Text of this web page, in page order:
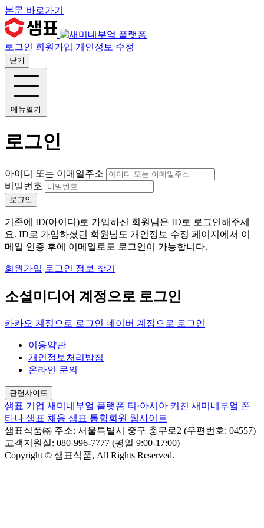
본문 바로가기
로그인 회원가입 개인정보 수정
닫기
메뉴열기
로그인
아이디 또는 이메일주소
비밀번호
로그인
기존에 ID(아이디)로 가입하신 회원님은 ID로 로그인해주세
요. ID로 가입하셨던 회원님도 개인정보 수정 페이지에서 이
메일 인증 후에 이메일로도 로그인이 가능합니다.
회원가입 로그인 정보 찾기
소셜미디어 계정으로 로그인
카카오 계정으로 로그인 네이버 계정으로 로그인
이용약관
개인정보처리방침
온라인 문의
관련사이트
샘표 기업 새미네부엌 플랫폼 티·아시아 키친 새미네부엌 폰
타나 샘표 채용 샘표 통합회원 웹사이트
샘표식품㈜ 주소: 서울특별시 중구 충무로2 (우편번호: 04557)
고객지원실: 080-996-7777 (평일 9:00-17:00)
Copyright © 샘표식품, All Rights Reserved.